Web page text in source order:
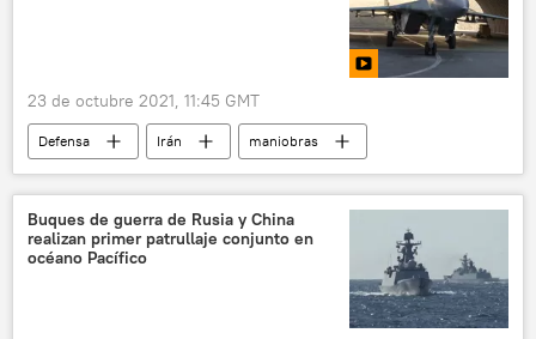
23 de octubre 2021, 11:45 GMT
Defensa Irán
maniobras
🛡️ Zonas de conflicto
Buques de guerra de Rusia y China
realizan primer patrullaje conjunto en
océano Pacífico